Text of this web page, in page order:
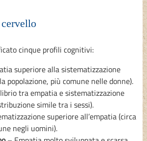
cinque profili cognitivi:
superiore alla sistematizzazione
popolazione, più comune nelle donne).
tra empatia e sistematizzazione
simile tra i sessi).
superiore all’empatia (circa
negli uomini).